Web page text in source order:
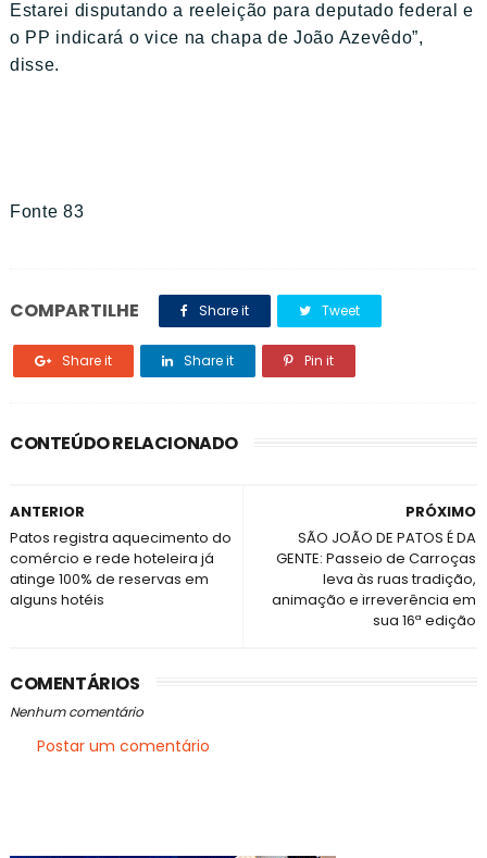
Estarei disputando a reeleição para deputado federal e
o PP indicará o vice na chapa de João Azevêdo”,
disse.
Fonte 83
COMPARTILHE Share it Tweet
Share it Share it Pin it
CONTEÚDO RELACIONADO
PRÓXIMO
SÃO JOÃO DE PATOS É DA
GENTE: Passeio de Carroças
leva às ruas tradição,
animação e irreverência em
sua 16ª edição
ANTERIOR
Patos registra aquecimento do
comércio e rede hoteleira já
atinge 100% de reservas em
alguns hotéis
COMENTÁRIOS
Nenhum comentário
Postar um comentário